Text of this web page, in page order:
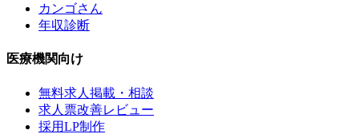
カンゴさん
年収診断
医療機関向け
無料求人掲載・相談
求人票改善レビュー
採用LP制作